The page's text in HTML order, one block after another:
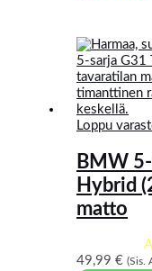
Loppu
BMW
Hybrid
matto
49,99€ (Sis.